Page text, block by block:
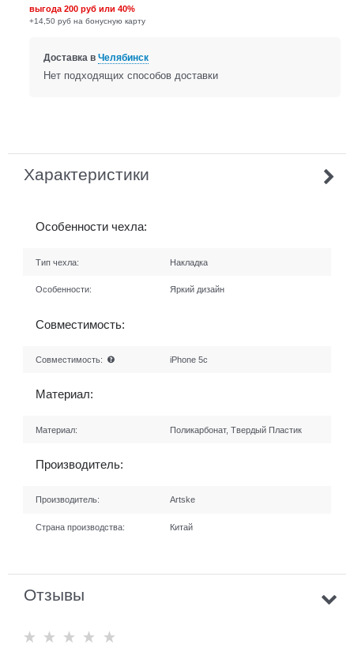
выгода200 руб или40%
+14,50 руб на бонусную карту
Доставка в Челябинск
Нет подходящих способов доставки
Характеристики
Особенности чехла:
Тип чехла: Накладка
Особенности: Яркий дизайн
Совместимость:
Совместимость: iPhone 5c
Материал:
Материал: Поликарбонат, Твердый Пластик
Производитель:
Производитель: Artske
Страна производства: Китай
Отзывы